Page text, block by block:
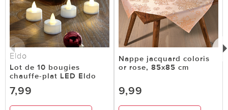
Eldo
Lot de 10 bougies
chauffe-plat LED Eldo
7,99
Nappe jacquard coloris
or rose, 85x85 cm
9,99